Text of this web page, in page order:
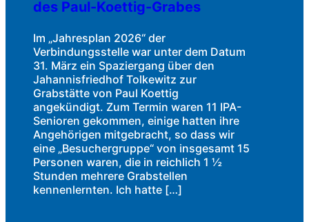
des Paul-Koettig-Grabes
Im „Jahresplan 2026“ der
Verbindungsstelle war unter dem Datum
31. März ein Spaziergang über den
Jahannisfriedhof Tolkewitz zur
Grabstätte von Paul Koettig
angekündigt. Zum Termin waren 11 IPA-
Senioren gekommen, einige hatten ihre
Angehörigen mitgebracht, so dass wir
eine „Besuchergruppe“ von insgesamt 15
Personen waren, die in reichlich 1 ½
Stunden mehrere Grabstellen
kennenlernten. Ich hatte […]